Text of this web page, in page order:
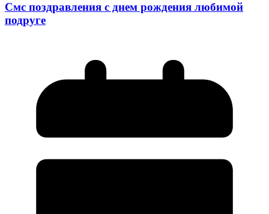
Смс поздравления с днем рождения любимой
подруге